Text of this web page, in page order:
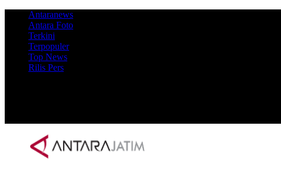
Antaranews
Antara Foto
Terkini
Terpopuler
Top News
Rilis Pers